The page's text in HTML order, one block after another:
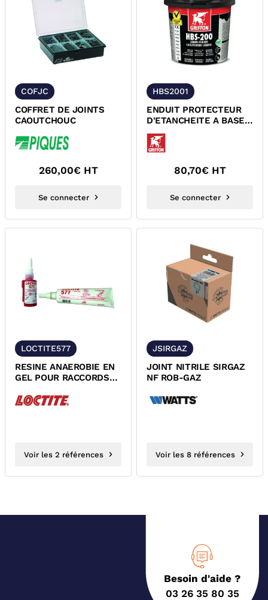
COFJC
COFFRET DE JOINTS
CAOUTCHOUC
260,00€ HT
Se connecter
HBS2001
ENDUIT PROTECTEUR
D'ETANCHEITE A BASE
DE DE CAOUTCHOUC
LIQUIDE...
80,70€ HT
Se connecter
LOCTITE577
RESINE ANAEROBIE EN
GEL POUR RACCORDS
LOCTITE 577...
Voir les 2 références
JSIRGAZ
JOINT NITRILE SIRGAZ
NF ROB-GAZ
Voir les 8 références
Besoin d'aide ?
03 26 35 80 35